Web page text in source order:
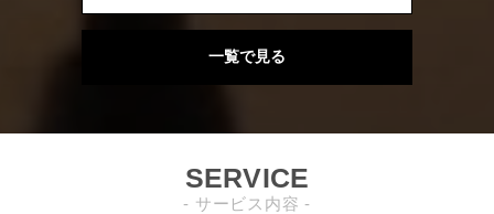
一覧で見る
SERVICE
- サービス内容 -